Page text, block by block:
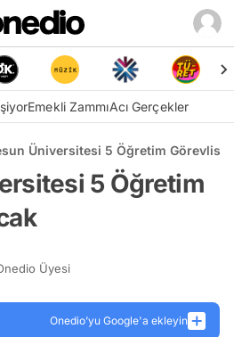
Emekli ZammıAcı Gerçekler
Üniversitesi 5 Öğretim Görevlisi
5 Öğretim
Üyesi
Onedio’yu Google'a ekleyin